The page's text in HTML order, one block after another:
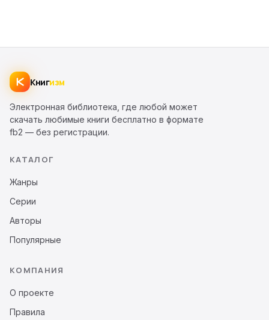
Книгизм
Электронная библиотека, где любой может
скачать любимые книги бесплатно в формате
fb2 — без регистрации.
КАТАЛОГ
Жанры
Серии
Авторы
Популярные
КОМПАНИЯ
О проекте
Правила